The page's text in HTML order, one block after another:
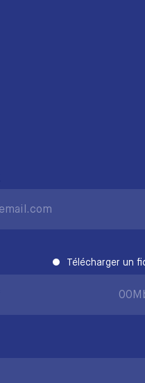
Télécharger un